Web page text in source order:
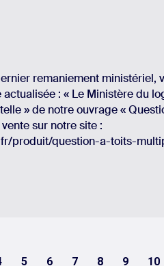
remaniement ministériel,
: « Le Ministère du
» de notre ouvrage «
sur notre site :
produit/question-a-toits-
5 6 7 8 9 10